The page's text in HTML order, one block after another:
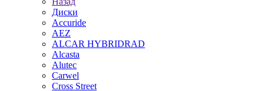
Диски
Accuride
AEZ
ALCAR HYBRIDRAD
Alcasta
Alutec
Carwel
Cross Street